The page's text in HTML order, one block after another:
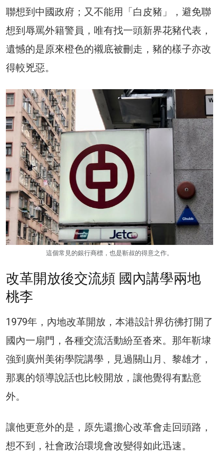
聯想到中國政府；又不能用「白皮豬」，避免聯
想到辱罵外籍警員，唯有找一頭新界花豬代表，
遺憾的是原來橙色的襯底被刪走，豬的樣子亦改
得較兇惡。
這個常見的銀行商標，也是靳叔的得意之作。
改革開放後交流頻 國內講學兩地
桃李
1979年，內地改革開放，本港設計界彷彿打開了
國內一扇門，各種交流活動紛至沓來。那年靳埭
強到廣州美術學院講學，見過關山月、黎雄才，
那裏的領導說話也比較開放，讓他覺得有點意
外。
讓他更意外的是，原先還擔心改革會走回頭路，
想不到，社會政治環境會改變得如此迅速。